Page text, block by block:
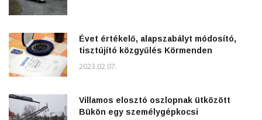
Évet értékelő, alapszabályt módosító,
tisztújító közgyűlés Körmenden
2023.02.07.
Villamos elosztó oszlopnak ütközött
Bükön egy személygépkocsi